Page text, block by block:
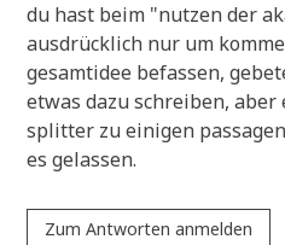
du hast beim "nut­zen der
aus­drück­lich nur um
gesamt­idee befas­sen,
etwas dazu schrei­ben,
split­ter zu eini­gen
es gelassen.
Zum Antworten anmelden